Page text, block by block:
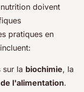
doivent
pratiques en
sur la biochimie, la
l'alimentation.